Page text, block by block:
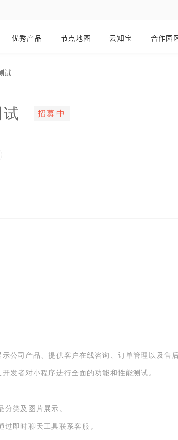
优秀产品 节点地图 云知宝 合作园
试
招募中
公司产品、提供客户在线咨询、订单管理以及售
发者对小程序进行全面的功能和性能测试。
类及图片展示。
即时聊天工具联系客服。